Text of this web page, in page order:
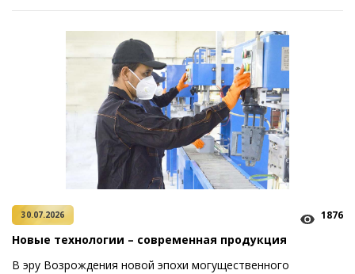
30.07.2026 1876
Новые технологии – современная продукция
В эру Возрождения новой эпохи могущественного